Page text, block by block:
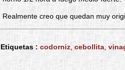
Realmente creo que quedan muy
Etiquetas : codorniz cebollita